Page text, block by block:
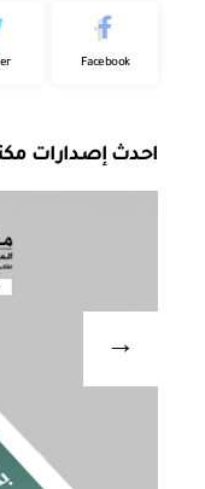
Facebook
احدث إصدارات